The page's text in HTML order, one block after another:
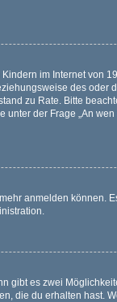
im Internet von
des oder
zu Rate. Bitte
der Frage „An
anmelden können.
gibt es zwei
die du erhalten hast.